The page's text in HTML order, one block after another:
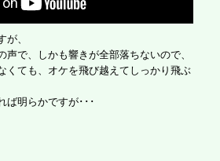
が、
声で、しかも響きが全部落ちないので、
くても、オケを飛び越えてしっかり飛ぶ
ば明らかですが･･･